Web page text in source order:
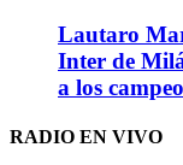
Lautaro
Inter de
a los
RADIO EN VIVO